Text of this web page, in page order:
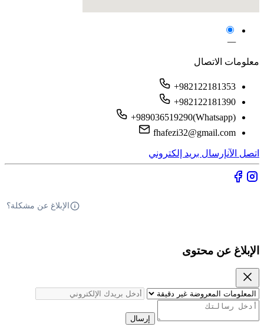
—
معلومات الاتصال
+982122181353
+982122181390
+989036519290(Whatsapp)
fhafezi32@gmail.com
اتصل الآنإرسال بريد إلكتروني
الإبلاغ عن مشكلة؟
الإبلاغ عن محتوى
إرسال